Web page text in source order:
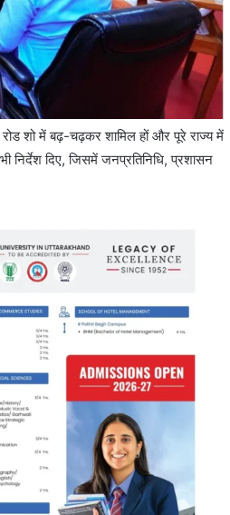
शो में बढ़-चढ़कर शामिल हों और पूरे राज्य में
निर्देश दिए, जिसमें जनप्रतिनिधि, प्रशासन